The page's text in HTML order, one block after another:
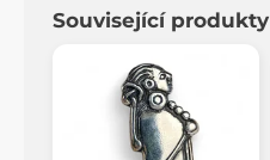
Související produkty